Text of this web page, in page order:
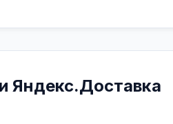
Яндекс.Доставка